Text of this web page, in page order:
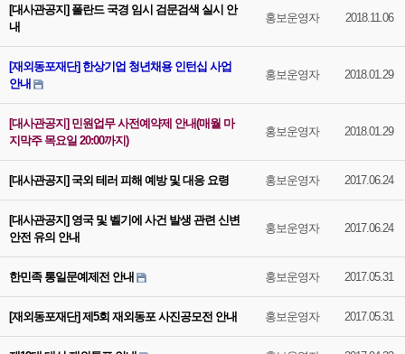
[대사관공지] 폴란드 국경 임시 검문검색 실시 안
내
홍보운영자 2018.11.06
[재외동포재단] 한상기업 청년채용 인턴십 사업
안내
홍보운영자 2018.01.29
[대사관공지] 민원업무 사전예약제 안내(매월 마
지막주 목요일 20:00까지)
홍보운영자 2018.01.29
[대사관공지] 국외 테러 피해 예방 및 대응 요령 홍보운영자 2017.06.24
[대사관공지] 영국 및 벨기에 사건 발생 관련 신변
안전 유의 안내
홍보운영자 2017.06.24
한민족 통일문예제전 안내 홍보운영자 2017.05.31
[재외동포재단] 제5회 재외동포 사진공모전 안내 홍보운영자 2017.05.31